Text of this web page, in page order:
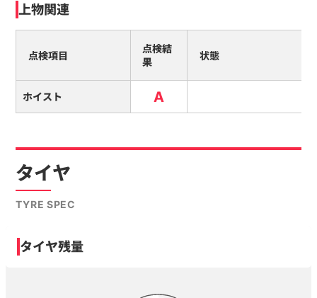
上物関連
点検項目
点検結
果
状態
ホイスト A
タイヤ
TYRE SPEC
タイヤ残量